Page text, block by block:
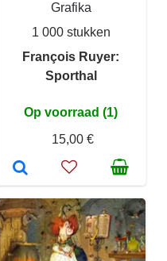
Grafika
1 000 stukken
François Ruyer:
Sporthal
Op voorraad (1)
15,00 €